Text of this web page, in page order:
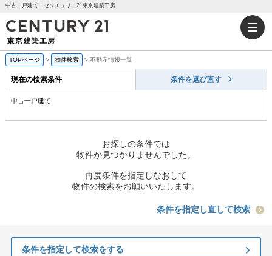
中古一戸建て｜センチュリー21東京建築工房
TOPページ > 物件検索 > 不動産情報一覧
現在の検索条件 条件を選び直す
中古一戸建て
お探しの条件では
物件が見つかりませんでした。
再度条件を指定しなおして
物件の検索をお願いいたします。
条件を指定し直して検索
条件を指定して検索をする